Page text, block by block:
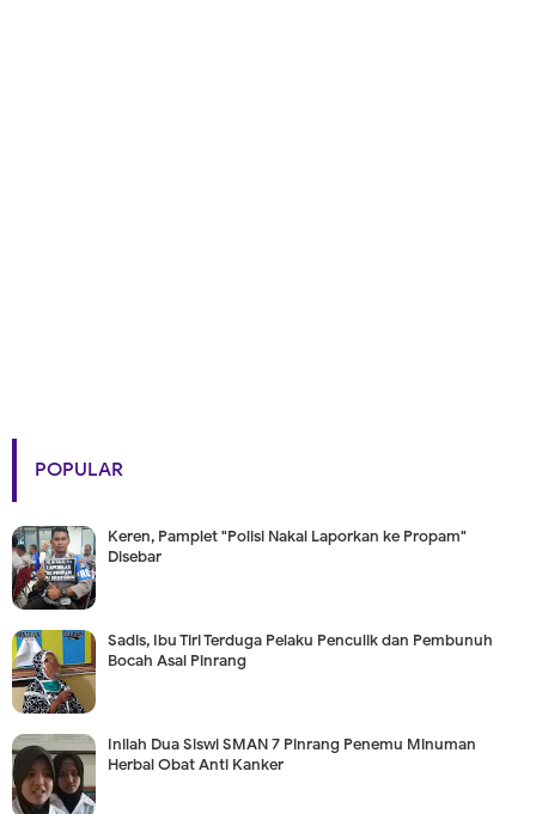
POPULAR
Keren, Pamplet "Polisi Nakal Laporkan ke Propam"
Disebar
Sadis, Ibu Tiri Terduga Pelaku Penculik dan Pembunuh
Bocah Asal Pinrang
Inilah Dua Siswi SMAN 7 Pinrang Penemu Minuman
Herbal Obat Anti Kanker